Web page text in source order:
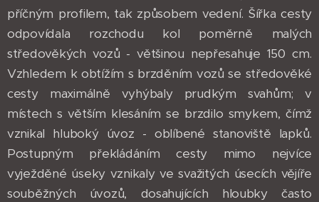
příčným profilem, tak způsobem vedení. Šířka cesty
odpovídala rozchodu kol poměrně malých
středověkých vozů - většinou nepřesahuje 150 cm.
Vzhledem k obtížím s brzděním vozů se středověké
cesty maximálně vyhýbaly prudkým svahům; v
místech s větším klesáním se brzdilo smykem, čímž
vznikal hluboký úvoz - oblíbené stanoviště lapků.
Postupným překládáním cesty mimo nejvíce
vyježděné úseky vznikaly ve svažitých úsecích vějíře
souběžných úvozů, dosahujících hloubky často